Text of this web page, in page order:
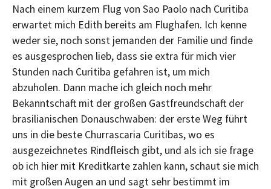
Nach einem kurzem Flug von Sao Paolo nach Curitiba
erwartet mich Edith bereits am Flughafen. Ich kenne
weder sie, noch sonst jemanden der Familie und finde
es ausgesprochen lieb, dass sie extra für mich vier
Stunden nach Curitiba gefahren ist, um mich
abzuholen. Dann mache ich gleich noch mehr
Bekanntschaft mit der großen Gastfreundschaft der
brasilianischen Donauschwaben: der erste Weg führt
uns in die beste Churrascaria Curitibas, wo es
ausgezeichnetes Rindfleisch gibt, und als ich sie frage
ob ich hier mit Kreditkarte zahlen kann, schaut sie mich
mit großen Augen an und sagt sehr bestimmt im